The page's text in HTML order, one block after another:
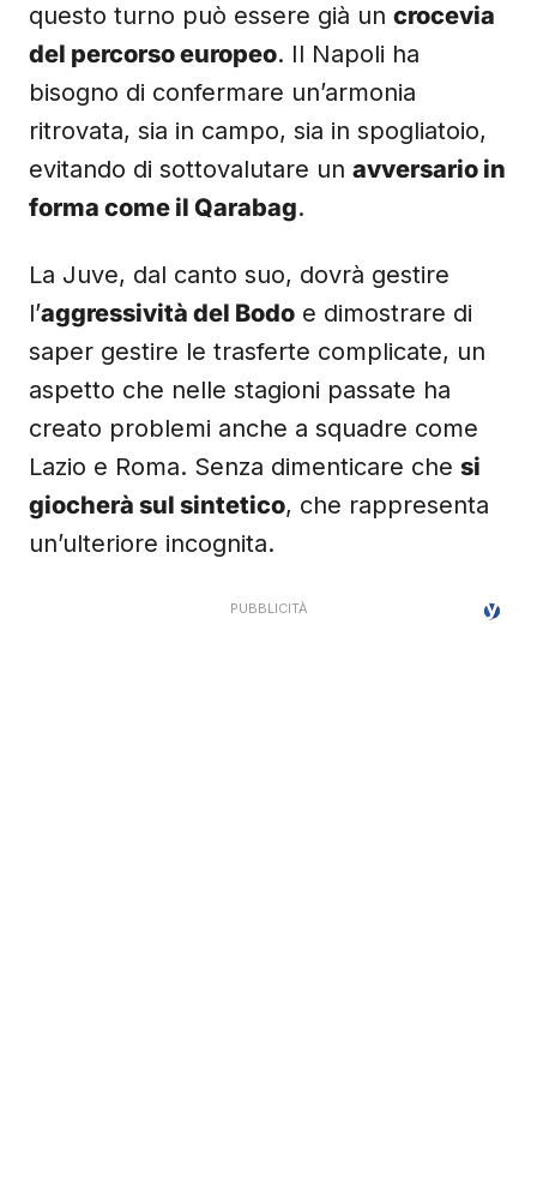
questo turno può essere già un crocevia
del percorso europeo. Il Napoli ha
bisogno di confermare un’armonia
ritrovata, sia in campo, sia in spogliatoio,
evitando di sottovalutare un avversario in
forma come il Qarabag.
La Juve, dal canto suo, dovrà gestire
l’aggressività del Bodo e dimostrare di
saper gestire le trasferte complicate, un
aspetto che nelle stagioni passate ha
creato problemi anche a squadre come
Lazio e Roma. Senza dimenticare che si
giocherà sul sintetico, che rappresenta
un’ulteriore incognita.